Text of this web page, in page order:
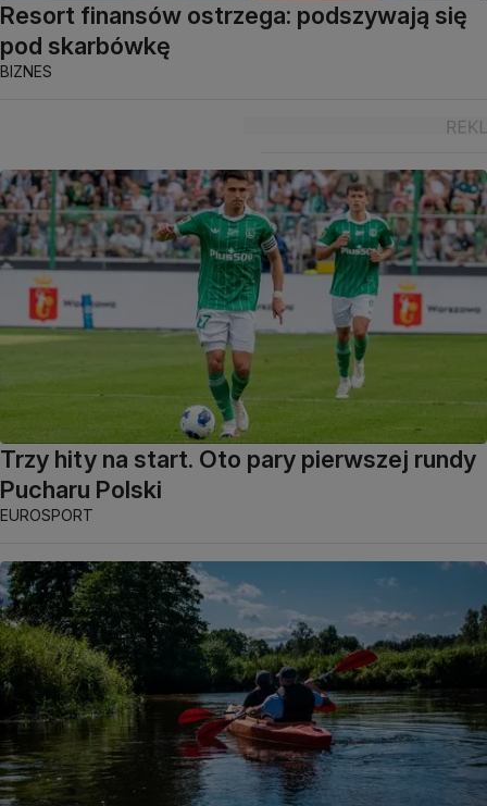
Resort finansów ostrzega: podszywają się
pod skarbówkę
BIZNES
Trzy hity na start. Oto pary pierwszej rundy
Pucharu Polski
EUROSPORT